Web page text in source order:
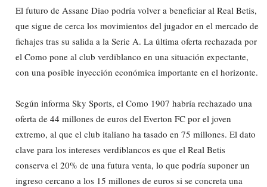
El futuro de Assane Diao podría volver a beneficiar al Real Betis,
que sigue de cerca los movimientos del jugador en el mercado de
fichajes tras su salida a la Serie A. La última oferta rechazada por
el Como pone al club verdiblanco en una situación expectante,
con una posible inyección económica importante en el horizonte.
Según informa Sky Sports, el Como 1907 habría rechazado una
oferta de 44 millones de euros del Everton FC por el joven
extremo, al que el club italiano ha tasado en 75 millones. El dato
clave para los intereses verdiblancos es que el Real Betis
conserva el 20% de una futura venta, lo que podría suponer un
ingreso cercano a los 15 millones de euros si se concreta una